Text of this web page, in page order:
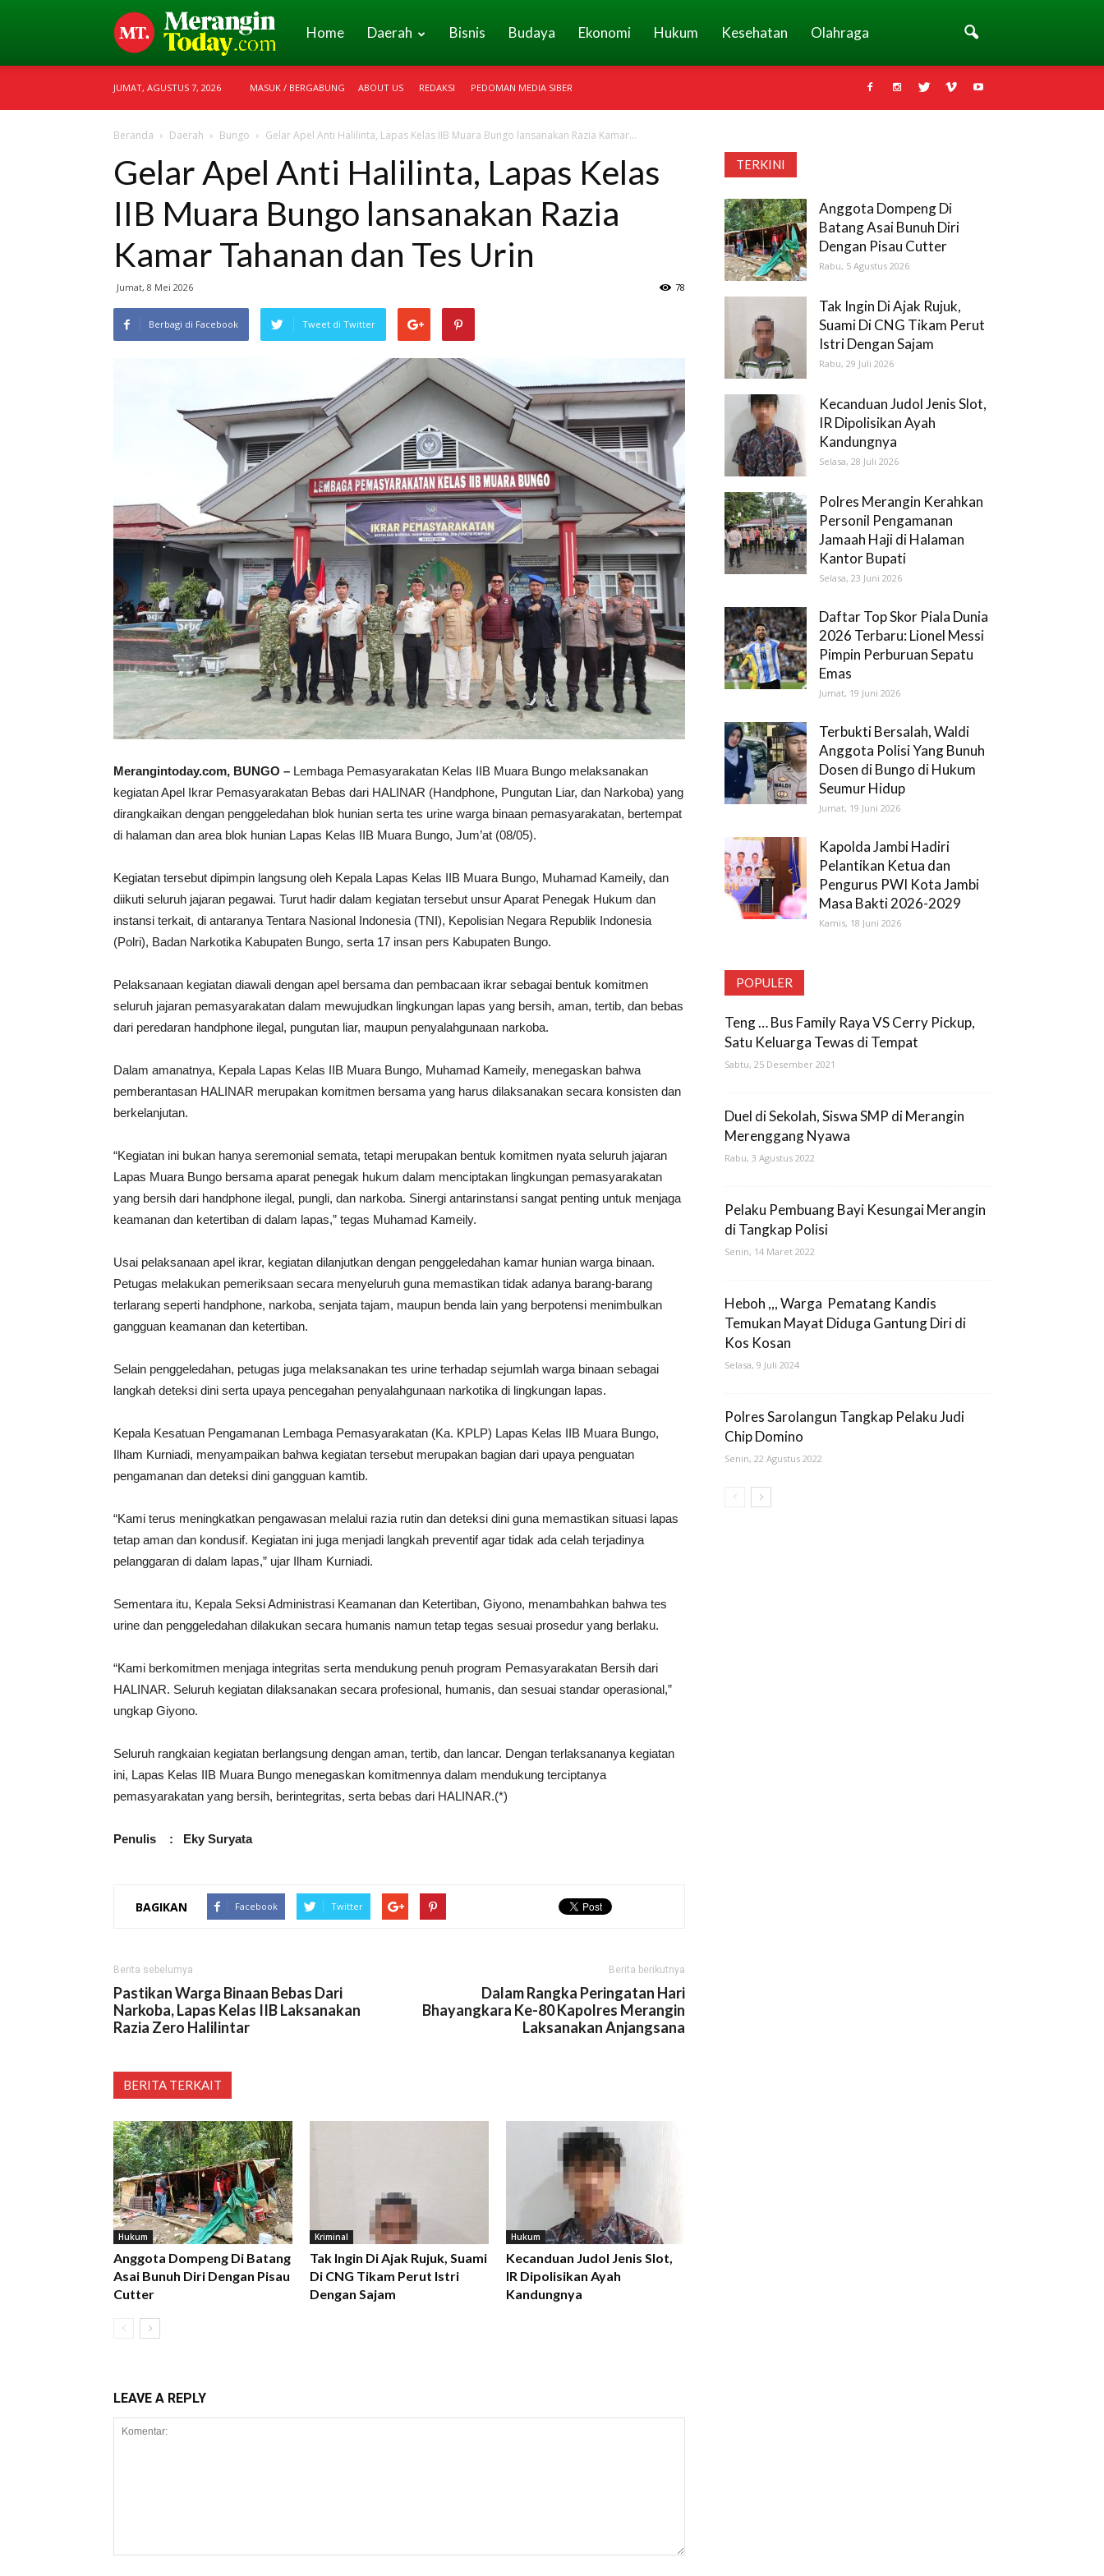
Merangin
Home Daerah Bisnis Budaya Ekonomi Hukum Kesehatan Olahraga
JUMAT, AGUSTUS 7, 2026 MASUK / BERGABUNG ABOUT US REDAKSI PEDOMAN MEDIA SIBER
Beranda Daerah Bungo Gelar Apel Anti Halilinta, Lapas Kelas IIB Muara Bungo lansanakan Razia Kamar...
Gelar Apel Anti Halilinta, Lapas Kelas
IIB Muara Bungo lansanakan Razia
Kamar Tahanan dan Tes Urin
Jumat, 8 Mei 2026 78
Berbagi di Facebook Tweet di Twitter
Merangintoday.com, BUNGO – Lembaga Pemasyarakatan Kelas IIB Muara Bungo melaksanakan
kegiatan Apel Ikrar Pemasyarakatan Bebas dari HALINAR (Handphone, Pungutan Liar, dan Narkoba) yang
dirangkaikan dengan penggeledahan blok hunian serta tes urine warga binaan pemasyarakatan, bertempat
di halaman dan area blok hunian Lapas Kelas IIB Muara Bungo, Jum’at (08/05).
Kegiatan tersebut dipimpin langsung oleh Kepala Lapas Kelas IIB Muara Bungo, Muhamad Kameily, dan
diikuti seluruh jajaran pegawai. Turut hadir dalam kegiatan tersebut unsur Aparat Penegak Hukum dan
instansi terkait, di antaranya Tentara Nasional Indonesia (TNI), Kepolisian Negara Republik Indonesia
(Polri), Badan Narkotika Kabupaten Bungo, serta 17 insan pers Kabupaten Bungo.
Pelaksanaan kegiatan diawali dengan apel bersama dan pembacaan ikrar sebagai bentuk komitmen
seluruh jajaran pemasyarakatan dalam mewujudkan lingkungan lapas yang bersih, aman, tertib, dan bebas
dari peredaran handphone ilegal, pungutan liar, maupun penyalahgunaan narkoba.
Dalam amanatnya, Kepala Lapas Kelas IIB Muara Bungo, Muhamad Kameily, menegaskan bahwa
pemberantasan HALINAR merupakan komitmen bersama yang harus dilaksanakan secara konsisten dan
berkelanjutan.
“Kegiatan ini bukan hanya seremonial semata, tetapi merupakan bentuk komitmen nyata seluruh jajaran
Lapas Muara Bungo bersama aparat penegak hukum dalam menciptakan lingkungan pemasyarakatan
yang bersih dari handphone ilegal, pungli, dan narkoba. Sinergi antarinstansi sangat penting untuk menjaga
keamanan dan ketertiban di dalam lapas,” tegas Muhamad Kameily.
Usai pelaksanaan apel ikrar, kegiatan dilanjutkan dengan penggeledahan kamar hunian warga binaan.
Petugas melakukan pemeriksaan secara menyeluruh guna memastikan tidak adanya barang-barang
terlarang seperti handphone, narkoba, senjata tajam, maupun benda lain yang berpotensi menimbulkan
gangguan keamanan dan ketertiban.
Selain penggeledahan, petugas juga melaksanakan tes urine terhadap sejumlah warga binaan sebagai
langkah deteksi dini serta upaya pencegahan penyalahgunaan narkotika di lingkungan lapas.
Kepala Kesatuan Pengamanan Lembaga Pemasyarakatan (Ka. KPLP) Lapas Kelas IIB Muara Bungo,
Ilham Kurniadi, menyampaikan bahwa kegiatan tersebut merupakan bagian dari upaya penguatan
pengamanan dan deteksi dini gangguan kamtib.
“Kami terus meningkatkan pengawasan melalui razia rutin dan deteksi dini guna memastikan situasi lapas
tetap aman dan kondusif. Kegiatan ini juga menjadi langkah preventif agar tidak ada celah terjadinya
pelanggaran di dalam lapas,” ujar Ilham Kurniadi.
Sementara itu, Kepala Seksi Administrasi Keamanan dan Ketertiban, Giyono, menambahkan bahwa tes
urine dan penggeledahan dilakukan secara humanis namun tetap tegas sesuai prosedur yang berlaku.
“Kami berkomitmen menjaga integritas serta mendukung penuh program Pemasyarakatan Bersih dari
HALINAR. Seluruh kegiatan dilaksanakan secara profesional, humanis, dan sesuai standar operasional,”
ungkap Giyono.
Seluruh rangkaian kegiatan berlangsung dengan aman, tertib, dan lancar. Dengan terlaksananya kegiatan
ini, Lapas Kelas IIB Muara Bungo menegaskan komitmennya dalam mendukung terciptanya
pemasyarakatan yang bersih, berintegritas, serta bebas dari HALINAR.(*)
Penulis : Eky Suryata
BAGIKAN Facebook Twitter
Berita sebelumya
Pastikan Warga Binaan Bebas Dari
Narkoba, Lapas Kelas IIB Laksanakan
Razia Zero Halilintar
Berita berikutnya
Dalam Rangka Peringatan Hari
Bhayangkara Ke-80 Kapolres Merangin
Laksanakan Anjangsana
BERITA TERKAIT
Hukum
Anggota Dompeng Di Batang
Asai Bunuh Diri Dengan Pisau
Cutter
Kriminal
Tak Ingin Di Ajak Rujuk, Suami
Di CNG Tikam Perut Istri
Dengan Sajam
Hukum
Kecanduan Judol Jenis Slot,
IR Dipolisikan Ayah
Kandungnya
LEAVE A REPLY
TERKINI
Anggota Dompeng Di
Batang Asai Bunuh Diri
Dengan Pisau Cutter
Rabu, 5 Agustus 2026
Tak Ingin Di Ajak Rujuk,
Suami Di CNG Tikam Perut
Istri Dengan Sajam
Rabu, 29 Juli 2026
Kecanduan Judol Jenis Slot,
IR Dipolisikan Ayah
Kandungnya
Selasa, 28 Juli 2026
Polres Merangin Kerahkan
Personil Pengamanan
Jamaah Haji di Halaman
Kantor Bupati
Selasa, 23 Juni 2026
Daftar Top Skor Piala Dunia
2026 Terbaru: Lionel Messi
Pimpin Perburuan Sepatu
Emas
Jumat, 19 Juni 2026
Terbukti Bersalah, Waldi
Anggota Polisi Yang Bunuh
Dosen di Bungo di Hukum
Seumur Hidup
Jumat, 19 Juni 2026
Kapolda Jambi Hadiri
Pelantikan Ketua dan
Pengurus PWI Kota Jambi
Masa Bakti 2026-2029
Kamis, 18 Juni 2026
POPULER
Teng … Bus Family Raya VS Cerry Pickup,
Satu Keluarga Tewas di Tempat
Sabtu, 25 Desember 2021
Duel di Sekolah, Siswa SMP di Merangin
Merenggang Nyawa
Rabu, 3 Agustus 2022
Pelaku Pembuang Bayi Kesungai Merangin
di Tangkap Polisi
Senin, 14 Maret 2022
Heboh ,,, Warga Pematang Kandis
Temukan Mayat Diduga Gantung Diri di
Kos Kosan
Selasa, 9 Juli 2024
Polres Sarolangun Tangkap Pelaku Judi
Chip Domino
Senin, 22 Agustus 2022